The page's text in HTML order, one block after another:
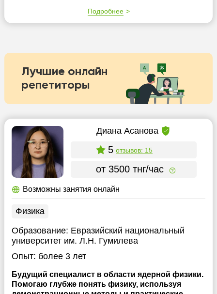
Подробнее
Лучшие онлайн
репетиторы
Диана Асанова
5 отзывов: 15
от 3500 тнг/час
Возможны занятия онлайн
Физика
Образование: Евразийский национальный
университет им. Л.Н. Гумилева
Опыт: более 3 лет
Будущий специалист в области ядерной физики.
Помогаю глубже понять физику, используя